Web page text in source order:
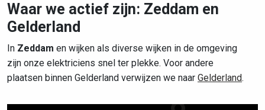
Waar we actief zijn: Zeddam en
Gelderland
In Zeddam en wijken als diverse wijken in de omgeving
zijn onze elektriciens snel ter plekke. Voor andere
plaatsen binnen Gelderland verwijzen we naar Gelderland.